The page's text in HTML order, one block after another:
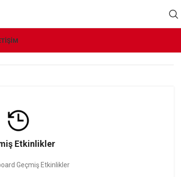
Etkinlikler
Geçmiş Etkinlikler